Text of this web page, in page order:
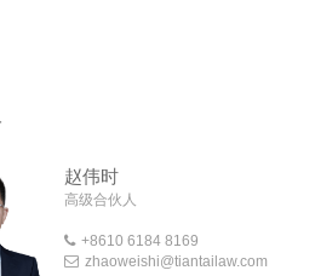
赵伟时
高级合伙人
+8610 6184 8169
zhaoweishi@tiantailaw.com